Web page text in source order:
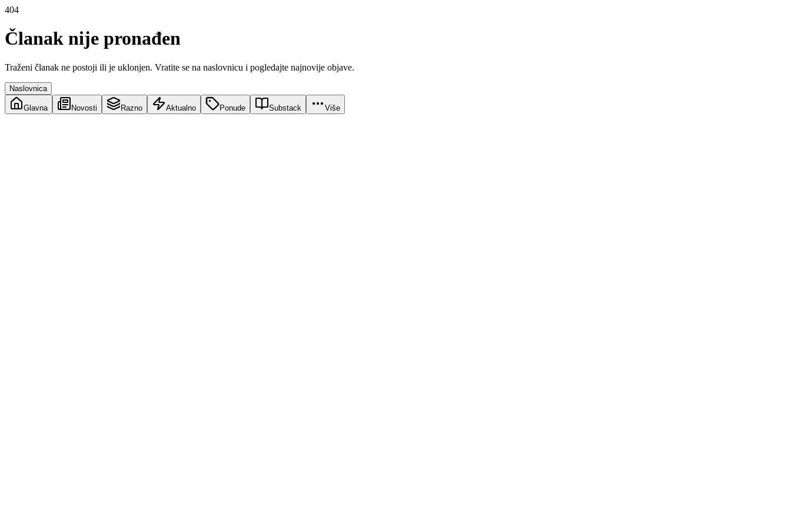
404
Članak nije pronađen
Traženi članak ne postoji ili je uklonjen. Vratite se na naslovnicu i pogledajte najnovije objave.
Naslovnica
Glavna Novosti Razno Aktualno Ponude Substack Više